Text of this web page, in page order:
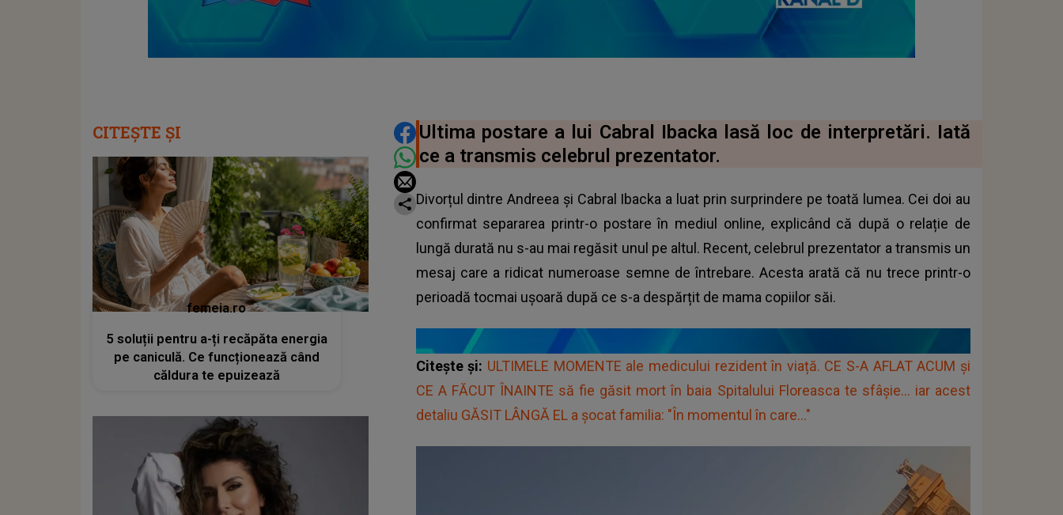
DISTRIBUIE ARTICOLUL
Ultima postare a lui Cabral Ibacka lasă loc de interpretări. Iată
ce a transmis celebrul prezentator.
Divorțul dintre Andreea și Cabral Ibacka a luat prin surprindere pe toată lumea. Cei doi au
confirmat separarea printr-o postare în mediul online, explicând că după o relație de
lungă durată nu s-au mai regăsit unul pe altul. Recent, celebrul prezentator a transmis un
mesaj care a ridicat numeroase semne de întrebare. Acesta arată că nu trece printr-o
perioadă tocmai ușoară după ce s-a despărțit de mama copiilor săi.
Citește și: ULTIMELE MOMENTE ale medicului rezident în viață. CE S-A AFLAT ACUM şi
CE A FĂCUT ÎNAINTE să fie găsit mort în baia Spitalului Floreasca te sfâşie... iar acest
detaliu GĂSIT LÂNGĂ EL a şocat familia: "În momentul în care..."
CITEȘTE ȘI
femeia.ro
5 soluții pentru a-ți recăpăta energia
pe caniculă. Ce funcționează când
căldura te epuizează